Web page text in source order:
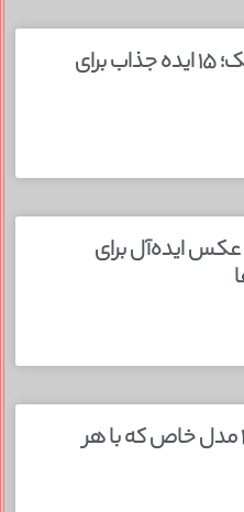
انگشتر سنگی مردانه شیک؛ ۱۵ ایده جذاب برای
شیک مهمانی؛ ۱۵ عکس ایده‌آل برای
کیف دستی شیک زیبا؛ ۱۵ مدل خاص که با هر